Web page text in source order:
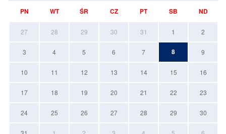
PN WT ŚR CZ PT SB ND
27 28 29 30 31 1 2
3 4 5 6 7 8 9
10 11 12 13 14 15 16
17 18 19 20 21 22 23
24 25 26 27 28 29 30